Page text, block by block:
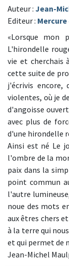
Auteur : Jean-
Editeur : Mercure
«Lorsque mon
L'hirondelle
vie et cherchais
cette suite de
j'écrivis encore,
violentes, où je
d'angoisse
avec plus de
d'une hirondelle
Ainsi est né Le
l'ombre de la
paix dans la
point commun
l'autre
noue des mots
aux êtres chers
à la terre qui
et qui permet de
Jean-Michel